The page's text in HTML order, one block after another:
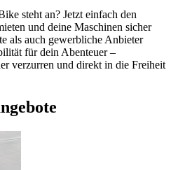
steht an? Jetzt einfach den
und deine Maschinen sicher
als auch gewerbliche Anbieter
für dein Abenteuer –
verzurren und direkt in die Freiheit